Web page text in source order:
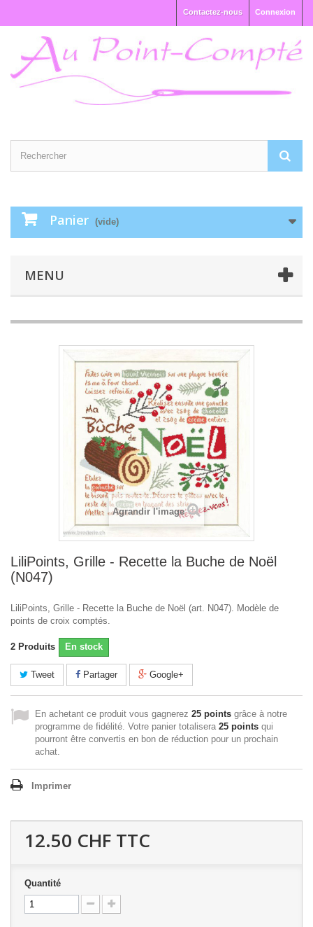
Connexion
Contactez-nous
Panier (vide)
MENU
Agrandir l'image
LiliPoints, Grille - Recette la Buche de Noël
(N047)
LiliPoints, Grille - Recette la Buche de Noël (art. N047). Modèle de
points de croix comptés.
2 Produits En stock
Tweet Partager Google+
En achetant ce produit vous gagnerez 25 points grâce à notre
programme de fidélité. Votre panier totalisera 25 points qui
pourront être convertis en bon de réduction pour un prochain
achat.
Imprimer
12.50 CHF TTC
Quantité